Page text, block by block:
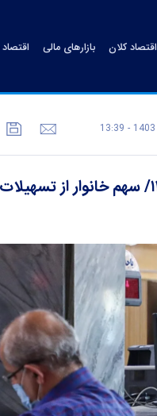
اقتصاد کلان بازارهای مالی
پرداخت ۲ هزار و ۲۹۵ همت وام بانکی در ۵ ماهه ۱۴۰۳/ سهم خانوار از تسهیلات